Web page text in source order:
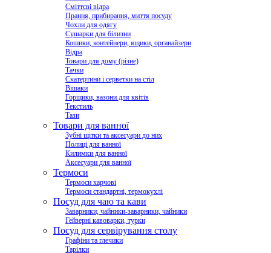
Сміттєві відра
Прання, прибирання, миття посуду
Чохли для одягу
Сушарки для білизни
Кошики, контейнери, ящики, органайзери
Відра
Товари для дому (різне)
Тачки
Скатертини і серветки на стіл
Вішаки
Горщики, вазони для квітів
Текстиль
Тази
Товари для ванної
Зубні щітки та аксесуари до них
Полиці для ванної
Килимки для ванної
Аксесуари для ванної
Термоси
Термоси харчові
Термоси стандартні, термокухлі
Посуд для чаю та кави
Заварники, чайники-заварники, чайники
Гейзерні кавоварки, турки
Посуд для сервірування столу
Графіни та глечики
Тарілки